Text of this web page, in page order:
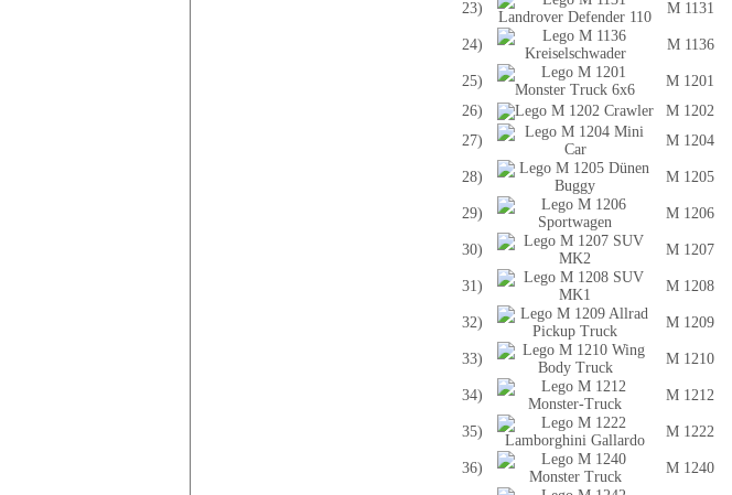
23)
M 1131
24) M 1136
25) M 1201
26)
M 1202
27)
M 1204
28) M 1205
29) M 1206
30) M 1207
31) M 1208
32) M 1209
33) M 1210
34) M 1212
35) M 1222
36) M 1240